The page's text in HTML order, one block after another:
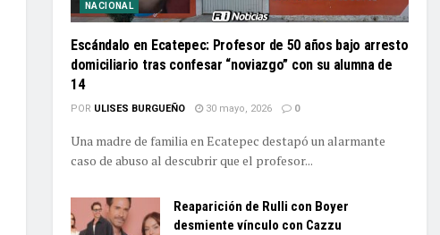
NACIONAL
Escándalo en Ecatepec: Profesor de 50 años bajo arresto
domiciliario tras confesar “noviazgo” con su alumna de
14
POR ULISES BURGUEÑO 30 mayo, 2026 0
Una madre de familia en Ecatepec destapó un alarmante
caso de abuso al descubrir que el profesor...
Reaparición de Rulli con Boyer
desmiente vínculo con Cazzu